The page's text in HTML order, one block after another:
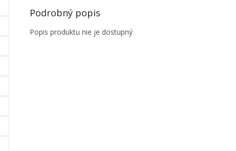
Podrobný popis
Popis produktu nie je dostupný